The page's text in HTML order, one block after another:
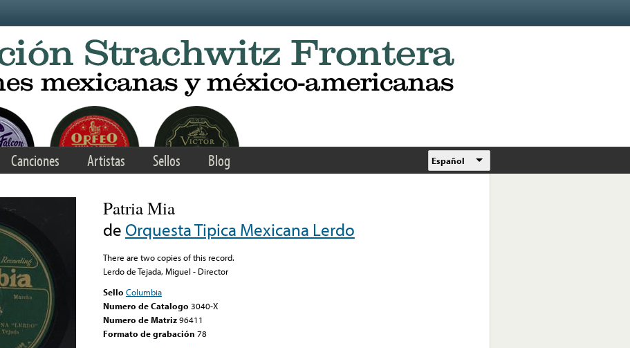
Canciones Artistas Sellos Blog Español
Patria Mia
de Orquesta Tipica Mexicana Lerdo
There are two copies of this record.
Lerdo de Tejada, Miguel - Director
Sello Columbia
Numero de Catalogo 3040-X
Numero de Matriz96411
Formato de grabación 78